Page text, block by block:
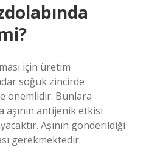
için üretim
soğuk zincirde
önemlidir. Bunlara
aşının antijenik etkisi
Aşının gönderildiği
gerekmektedir.